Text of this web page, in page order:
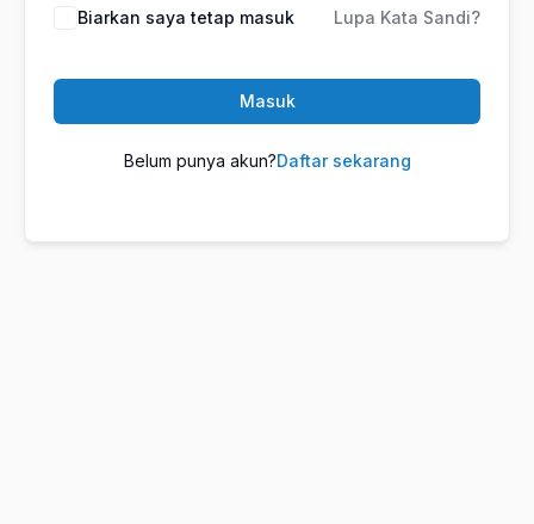
Biarkan saya tetap masuk Lupa Kata Sandi?
Masuk
Belum punya akun?Daftar sekarang